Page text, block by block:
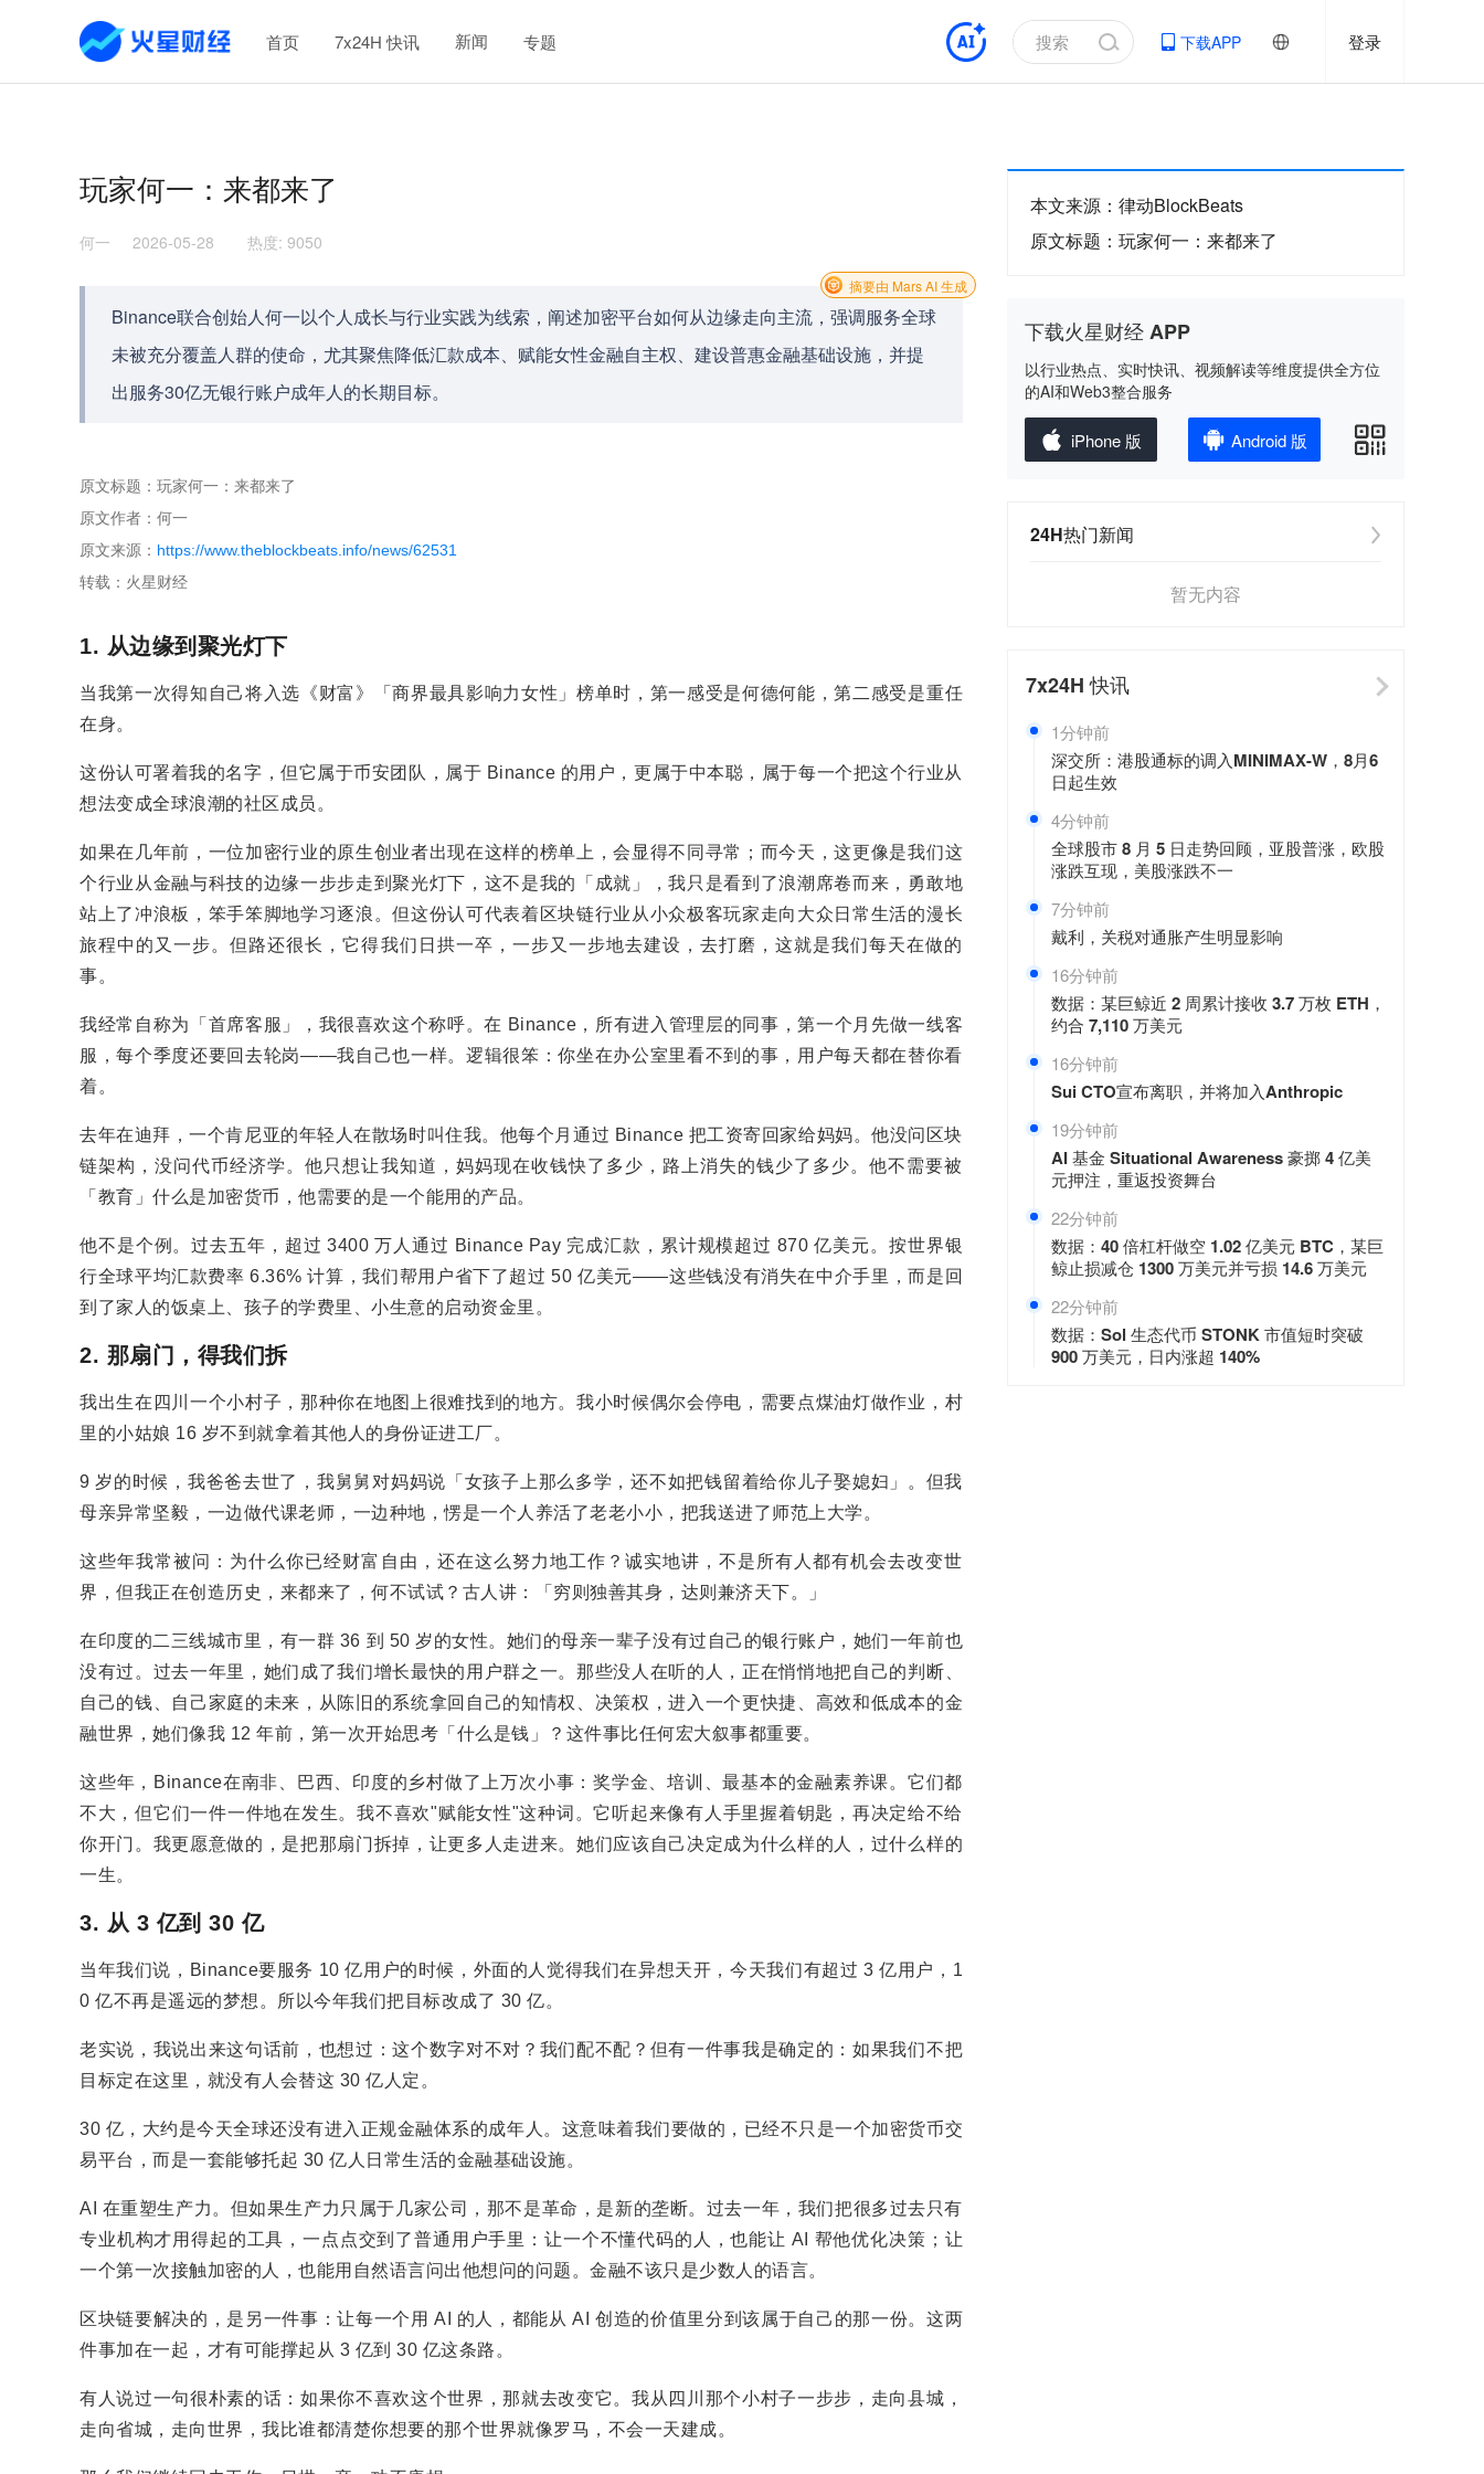
首页 7x24H 快讯 新闻 专题 下载APP 登录
玩家何一：来都来了
何一 2026-05-28 热度: 9050
Binance联合创始人何一以个人成长与行业实践为线索，阐述加密平台如何从边缘走向主流，强调服务全球
未被充分覆盖人群的使命，尤其聚焦降低汇款成本、赋能女性金融自主权、建设普惠金融基础设施，并提
出服务30亿无银行账户成年人的长期目标。
摘要由 Mars AI 生成
原文标题：玩家何一：来都来了
原文作者：何一
原文来源： https://www.theblockbeats.info/news/62531
转载：火星财经
1. 从边缘到聚光灯下
当我第一次得知自己将入选《财富》「商界最具影响力女性」榜单时，第一感受是何德何能，第二感受是重任
在身。
这份认可署着我的名字，但它属于币安团队，属于 Binance 的用户，更属于中本聪，属于每一个把这个行业从
想法变成全球浪潮的社区成员。
如果在几年前，一位加密行业的原生创业者出现在这样的榜单上，会显得不同寻常；而今天，这更像是我们这
个行业从金融与科技的边缘一步步走到聚光灯下，这不是我的「成就」，我只是看到了浪潮席卷而来，勇敢地
站上了冲浪板，笨手笨脚地学习逐浪。但这份认可代表着区块链行业从小众极客玩家走向大众日常生活的漫长
旅程中的又一步。但路还很长，它得我们日拱一卒，一步又一步地去建设，去打磨，这就是我们每天在做的
事。
我经常自称为「首席客服」，我很喜欢这个称呼。在 Binance，所有进入管理层的同事，第一个月先做一线客
服，每个季度还要回去轮岗——我自己也一样。逻辑很笨：你坐在办公室里看不到的事，用户每天都在替你看
着。
去年在迪拜，一个肯尼亚的年轻人在散场时叫住我。他每个月通过 Binance 把工资寄回家给妈妈。他没问区块
链架构，没问代币经济学。他只想让我知道，妈妈现在收钱快了多少，路上消失的钱少了多少。他不需要被
「教育」什么是加密货币，他需要的是一个能用的产品。
他不是个例。过去五年，超过 3400 万人通过 Binance Pay 完成汇款，累计规模超过 870 亿美元。按世界银
行全球平均汇款费率 6.36% 计算，我们帮用户省下了超过 50 亿美元——这些钱没有消失在中介手里，而是回
到了家人的饭桌上、孩子的学费里、小生意的启动资金里。
2. 那扇门，得我们拆
我出生在四川一个小村子，那种你在地图上很难找到的地方。我小时候偶尔会停电，需要点煤油灯做作业，村
里的小姑娘 16 岁不到就拿着其他人的身份证进工厂。
9 岁的时候，我爸爸去世了，我舅舅对妈妈说「女孩子上那么多学，还不如把钱留着给你儿子娶媳妇」。但我
母亲异常坚毅，一边做代课老师，一边种地，愣是一个人养活了老老小小，把我送进了师范上大学。
这些年我常被问：为什么你已经财富自由，还在这么努力地工作？诚实地讲，不是所有人都有机会去改变世
界，但我正在创造历史，来都来了，何不试试？古人讲：「穷则独善其身，达则兼济天下。」
在印度的二三线城市里，有一群 36 到 50 岁的女性。她们的母亲一辈子没有过自己的银行账户，她们一年前也
没有过。过去一年里，她们成了我们增长最快的用户群之一。那些没人在听的人，正在悄悄地把自己的判断、
自己的钱、自己家庭的未来，从陈旧的系统拿回自己的知情权、决策权，进入一个更快捷、高效和低成本的金
融世界，她们像我 12 年前，第一次开始思考「什么是钱」？这件事比任何宏大叙事都重要。
这些年，Binance在南非、巴西、印度的乡村做了上万次小事：奖学金、培训、最基本的金融素养课。它们都
不大，但它们一件一件地在发生。我不喜欢"赋能女性"这种词。它听起来像有人手里握着钥匙，再决定给不给
你开门。我更愿意做的，是把那扇门拆掉，让更多人走进来。她们应该自己决定成为什么样的人，过什么样的
一生。
3. 从 3 亿到 30 亿
当年我们说，Binance要服务 10 亿用户的时候，外面的人觉得我们在异想天开，今天我们有超过 3 亿用户，1
0 亿不再是遥远的梦想。所以今年我们把目标改成了 30 亿。
老实说，我说出来这句话前，也想过：这个数字对不对？我们配不配？但有一件事我是确定的：如果我们不把
目标定在这里，就没有人会替这 30 亿人定。
30 亿，大约是今天全球还没有进入正规金融体系的成年人。这意味着我们要做的，已经不只是一个加密货币交
易平台，而是一套能够托起 30 亿人日常生活的金融基础设施。
AI 在重塑生产力。但如果生产力只属于几家公司，那不是革命，是新的垄断。过去一年，我们把很多过去只有
专业机构才用得起的工具，一点点交到了普通用户手里：让一个不懂代码的人，也能让 AI 帮他优化决策；让
一个第一次接触加密的人，也能用自然语言问出他想问的问题。金融不该只是少数人的语言。
区块链要解决的，是另一件事：让每一个用 AI 的人，都能从 AI 创造的价值里分到该属于自己的那一份。这两
件事加在一起，才有可能撑起从 3 亿到 30 亿这条路。
有人说过一句很朴素的话：如果你不喜欢这个世界，那就去改变它。我从四川那个小村子一步步，走向县城，
走向省城，走向世界，我比谁都清楚你想要的那个世界就像罗马，不会一天建成。
本文来源 ： 律动BlockBeats
原文标题 ： 玩家何一：来都来了
下载火星财经 APP
以行业热点、实时快讯、视频解读等维度提供全方位
的AI和Web3整合服务
iPhone 版 Android 版
24H热门新闻
暂无内容
7x24H快讯
1分钟前
深交所：港股通标的调入MINIMAX-W，8月6
日起生效
4分钟前
全球股市 8 月 5 日走势回顾，亚股普涨，欧股
涨跌互现，美股涨跌不一
7分钟前
戴利，关税对通胀产生明显影响
16分钟前
数据：某巨鲸近 2 周累计接收 3.7 万枚 ETH，
约合 7,110 万美元
16分钟前
Sui CTO宣布离职，并将加入Anthropic
19分钟前
AI 基金 Situational Awareness 豪掷 4 亿美
元押注，重返投资舞台
22分钟前
数据：40 倍杠杆做空 1.02 亿美元 BTC，某巨
鲸止损减仓 1300 万美元并亏损 14.6 万美元
22分钟前
数据：Sol 生态代币 STONK 市值短时突破
900 万美元，日内涨超 140%